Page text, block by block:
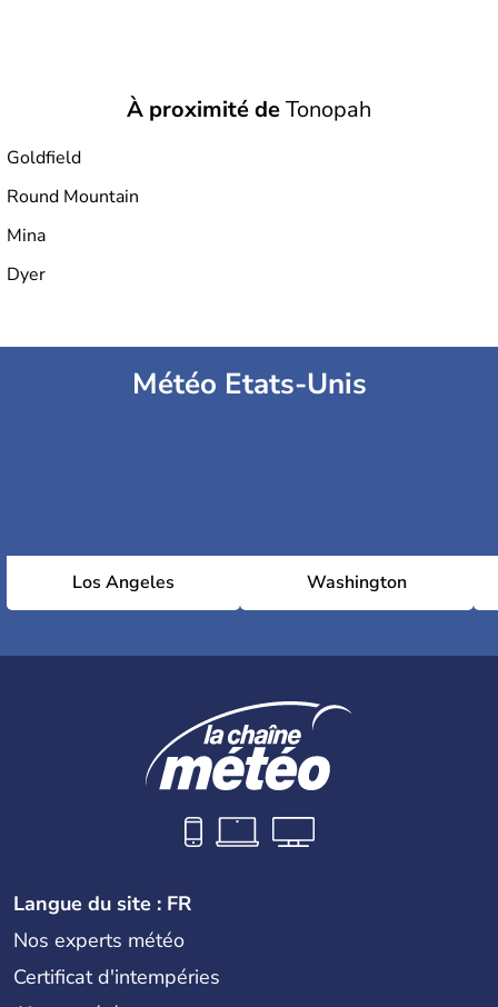
À proximité deTonopah
Goldfield
Round Mountain
Mina
Dyer
Météo Etats-Unis
Los Angeles Washington
Langue du site : FR
Nos experts météo
Certificat d'intempéries